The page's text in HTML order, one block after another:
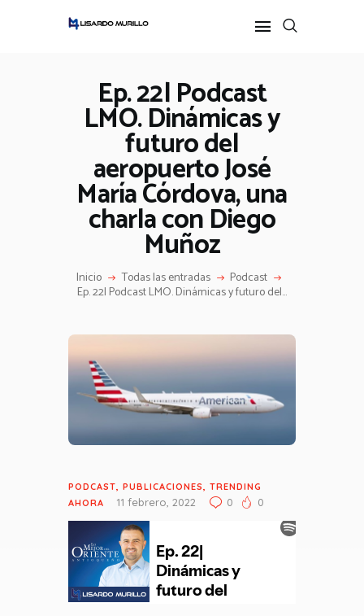
Ep. 22| Podcast
LMO. Dinámicas y
futuro del
aeropuerto José
María Córdova, una
charla con Diego
Muñoz
Inicio Todas las entradas Podcast
Ep. 22| Podcast LMO. Dinámicas y futuro del...
INICIO
ALL POSTS
IDEAS
PODCAST
PODCAST, PUBLICACIONES, TRENDING
AHORA
11 febrero, 2022 0 0